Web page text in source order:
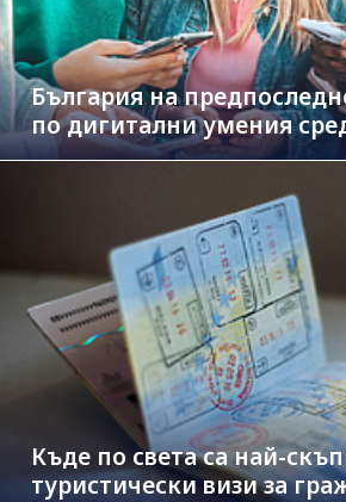
България на
по дигитални умения
Къде по света са най-
туристически визи за